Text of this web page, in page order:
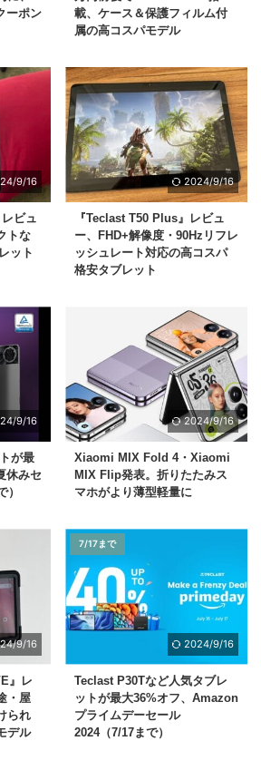
ーポン
載、ケース＆保護フィルム付
属の高コスパモデル
9/16
ビュ
トな
ット
2024/9/16
『Teclast T50 Plus』レビュ
ー、FHD+解像度・90Hzリフレ
ッシュレート対応の高コスパ
格安タブレット
9/16
が最
休みセ
2024/9/16
Xiaomi MIX Fold 4・Xiaomi
MIX Flip発表。折りたたみス
マホがより薄型軽量に
9/16
』レ
・屋
られ
デル
7/17まで
2024/9/16
Teclast P30Tなど人気タブレ
ットが最大36%オフ、Amazon
プライムデーセール
2024（7/17まで）